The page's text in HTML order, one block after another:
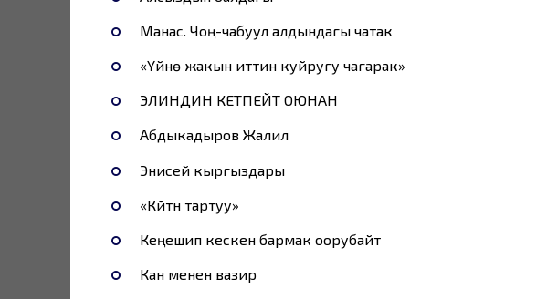
Манас. Чоң-чабуул алдындагы чатак
«Үйүнө жакын иттин куйругу чагарак»
ЭЛИНДИН КЕТПЕЙТ ОЮНАН
Абдыкадыров Жалил
Энисей кыргыздары
«Күйүтүн тартуу»
Кеңешип кескен бармак оорубайт
Кан менен вазир